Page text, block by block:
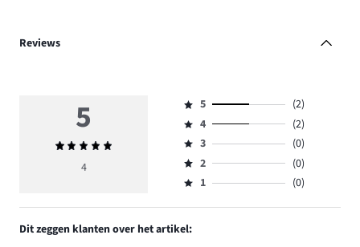
Reviews
5
Gemiddelde
beoordeling
4
Beoordeling
5,
aantal
reviews
2.
5
(2)
Beoordeling
4,
aantal
reviews
4
(2)
Beoordeling
3,
aantal
3
(0)
Beoordeling
2,
0.
2
(0)
Beoordeling
1,
aantal
reviews
1 (0)
Dit zeggen klanten over het artikel: